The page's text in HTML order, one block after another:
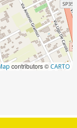
contributors ©CARTO